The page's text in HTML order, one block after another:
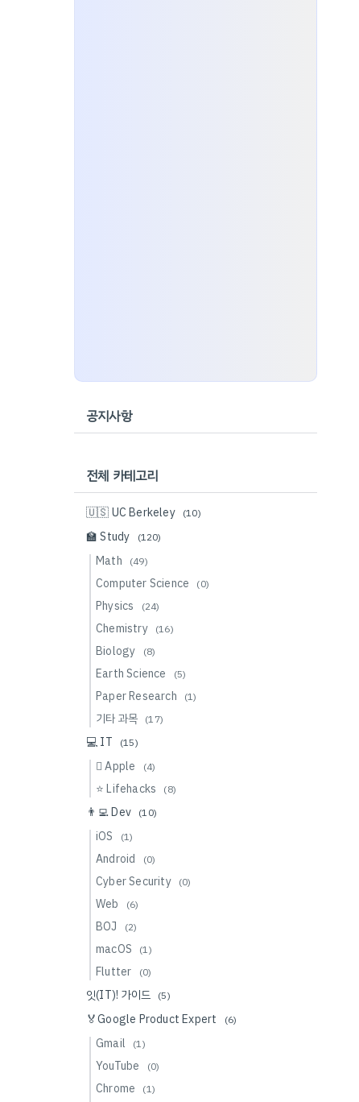
공지사항
전체 카테고리
🇺🇸 UC Berkeley (10)
🏫 Study (120)
Math (49)
Computer Science (0)
Physics (24)
Chemistry (16)
Biology (8)
Earth Science (5)
Paper Research (1)
기타 과목 (17)
💻 IT (15)
 Apple (4)
⭐️ Lifehacks (8)
👨‍💻 Dev (10)
iOS (1)
Android (0)
Cyber Security (0)
Web (6)
BOJ (2)
macOS (1)
Flutter (0)
잇(IT)! 가이드 (5)
🏅Google Product Expert (6)
Gmail (1)
YouTube (0)
Chrome (1)